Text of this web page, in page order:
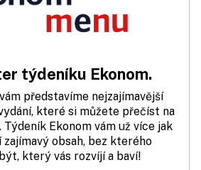
týdeníku Ekonom.
představíme nejzajímavější
které si můžete přečíst na
Týdeník Ekonom vám už více jak
obsah, bez kterého
který vás rozvíjí a baví!